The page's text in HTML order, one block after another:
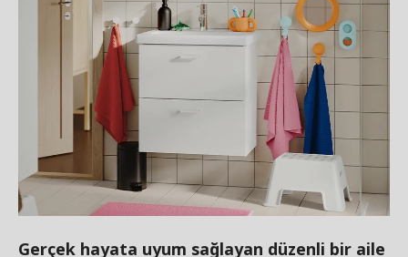
Gerçek hayata uyum sağlayan düzenli bir aile